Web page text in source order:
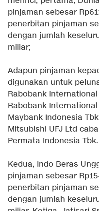
pinjaman sebesar
penerbitan pinjaman
dengan jumlah
miliar;
Adapun pinjaman
digunakan untuk
Rabobank
Rabobank
Maybank Indonesia
Mitsubishi UFJ Ltd
Permata Indonesia Tbk.
Kedua, Indo Beras
pinjaman sebesar
penerbitan pinjaman
dengan jumlah